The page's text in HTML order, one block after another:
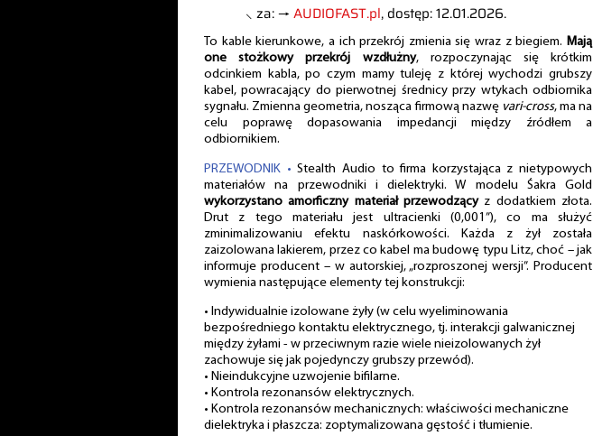
⸜ za: → AUDIOFAST.pl, dostęp: 12.01.2026.
To kable kierunkowe, a ich przekrój zmienia się wraz z biegiem. Mają
one stożkowy przekrój wzdłużny, rozpoczynając się krótkim
odcinkiem kabla, po czym mamy tuleję z której wychodzi grubszy
kabel, powracający do pierwotnej średnicy przy wtykach odbiornika
sygnału. Zmienna geometria, nosząca firmową nazwę vari-cross, ma na
celu poprawę dopasowania impedancji między źródłem a
odbiornikiem.
PRZEWODNIK • Stealth Audio to firma korzystająca z nietypowych
materiałów na przewodniki i dielektryki. W modelu Śakra Gold
wykorzystano amorficzny materiał przewodzącyz dodatkiem złota.
Drut z tego materiału jest ultracienki (0,001”), co ma służyć
zminimalizowaniu efektu naskórkowości. Każda z żył została
zaizolowana lakierem, przez co kabel ma budowę typu Litz, choć – jak
informuje producent – w autorskiej, „rozproszonej wersji”. Producent
wymienia następujące elementy tej konstrukcji:
• Indywidualnie izolowane żyły (w celu wyeliminowania
bezpośredniego kontaktu elektrycznego, tj. interakcji galwanicznej
między żyłami - w przeciwnym razie wiele nieizolowanych żył
zachowuje się jak pojedynczy grubszy przewód).
• Nieindukcyjne uzwojenie bifilarne.
• Kontrola rezonansów elektrycznych.
• Kontrola rezonansów mechanicznych: właściwości mechaniczne
dielektryka i płaszcza: zoptymalizowana gęstość i tłumienie.